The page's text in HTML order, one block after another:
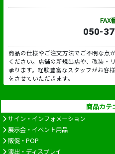
FAX
050-
商品の仕様やご注文方法でご不明な点
ください。店舗の新規出店や、改装・
承ります。経験豊富なスタッフがお客
をさせていただきます。
商品カテ
サイン・インフォメーション
展示会・イベント用品
販促・POP
演出・ディスプレイ